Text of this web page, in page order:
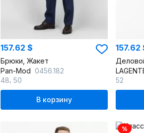
157.62 $
Брюки, Жакет
Pan-Mod 0456.182
48 50
В корзину
157.62
52
%